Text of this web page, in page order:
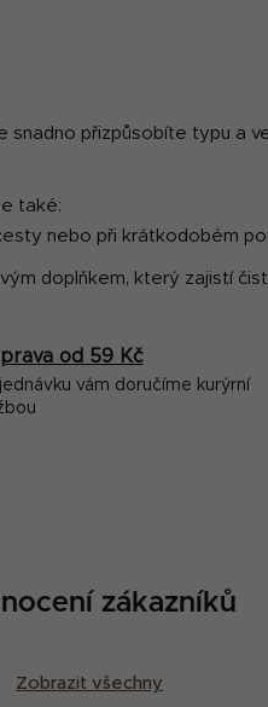
ý
u
přizpůsobíte typu a
také:
nebo při krátkodobém
doplňkem, který zajistí
od 59 Kč
vám doručíme kurýrní
zákazníků
Zobrazit všechny